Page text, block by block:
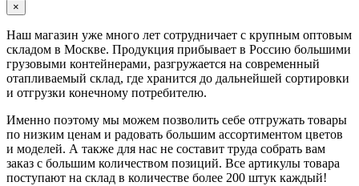
×
Наш магазин уже много лет сотрудничает с крупным оптовым
складом в Москве. Продукция прибывает в Россию большими
грузовыми контейнерами, разгружается на современный
отапливаемый склад, где хранится до дальнейшей сортировки
и отгрузки конечному потребителю.
Именно поэтому мы можем позволить себе отгружать товары
по низким ценам и радовать большим ассортиментом цветов
и моделей. А также для нас не составит труда собрать вам
заказ с большим количеством позиций. Все артикулы товара
поступают на склад в количестве более 200 штук каждый!